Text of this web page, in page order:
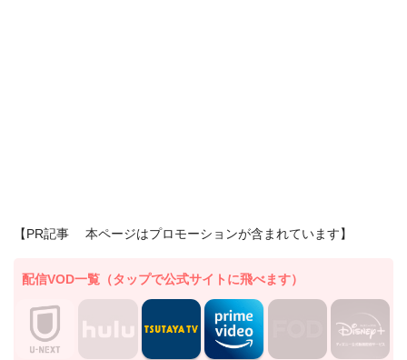
【PR記事 本ページはプロモーションが含まれています】
配信VOD一覧（タップで公式サイトに飛べます）